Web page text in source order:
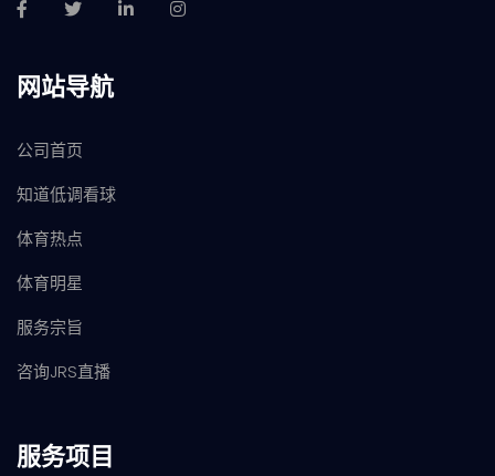
网站导航
公司首页
知道低调看球
体育热点
体育明星
服务宗旨
咨询JRS直播
服务项目